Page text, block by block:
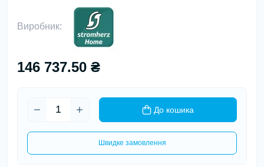
Виробник:
146 737.50 ₴
До кошика
Швидке замовлення